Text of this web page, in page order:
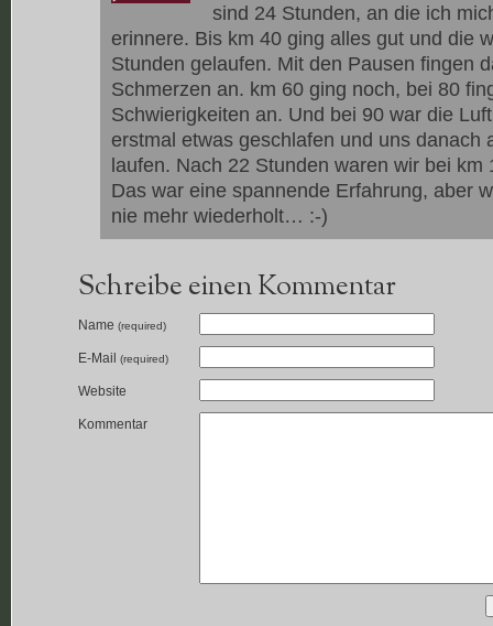
sind 24 Stunden, an die ich
erinnere. Bis km 40 ging alles gut und die
Stunden gelaufen. Mit den Pausen fingen
Schmerzen an. km 60 ging noch, bei 80
Schwierigkeiten an. Und bei 90 war die
erstmal etwas geschlafen und uns danach
laufen. Nach 22 Stunden waren wir bei km
Das war eine spannende Erfahrung, aber
nie mehr wiederholt… :-)
Schreibe einen Kommentar
Name (required)
E-Mail (required)
Website
Kommentar